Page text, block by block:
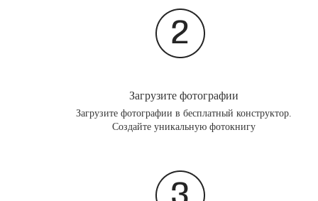
Загрузите фотографии
Загрузите фотографии в бесплатный конструктор.
Создайте уникальную фотокнигу